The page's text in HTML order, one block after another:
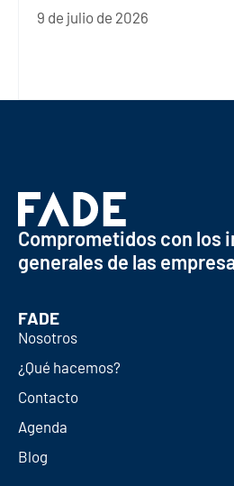
9 de julio de 2026
Comprometidos con los
generales de las
FADE
Nosotros
¿Qué hacemos?
Contacto
Agenda
Blog